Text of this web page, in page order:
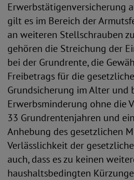
Erwerbstätigenversicherung
gilt es im Bereich der
an weiteren Stellschrauben
gehören die Streichung der
bei der Grundrente, die
Freibetrags für die
Grundsicherung im Alter und
Erwerbsminderung ohne die
33 Grundrentenjahren und
Anhebung des gesetzlichen
Verlässlichkeit der
auch, dass es zu keinen
haushaltsbedingten